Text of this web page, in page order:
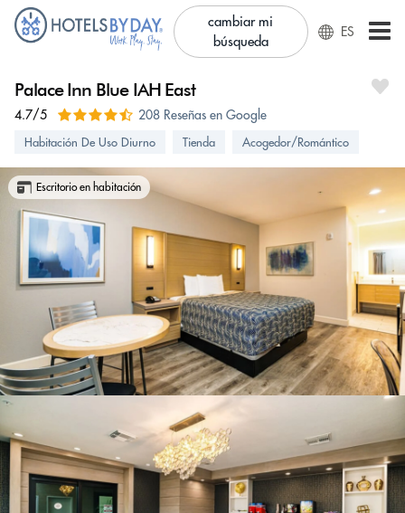
cambiar mi
búsqueda
ES
Palace Inn Blue IAH East
4.7/5 208 Reseñas en Google
Habitación De Uso Diurno Tienda Acogedor/Romántico
Escritorio en habitación